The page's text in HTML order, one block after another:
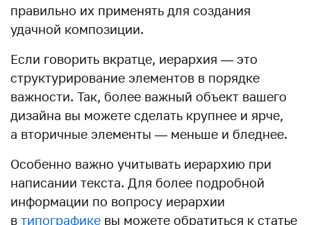
правильно их применять для создания
удачной композиции.
Если говорить вкратце, иерархия — это
структурирование элементов в порядке
важности. Так, более важный объект вашего
дизайна вы можете сделать крупнее и ярче,
а вторичные элементы — меньше и бледнее.
Особенно важно учитывать иерархию при
написании текста. Для более подробной
информации по вопросу иерархии
в типографике вы можете обратиться к статье